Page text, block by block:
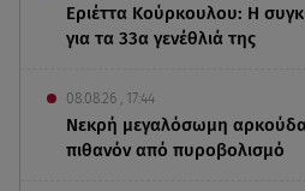
Εριέττα Κούρκουλου: Η
για τα 33α γενέθλιά της
08.08.26 , 17:44
Νεκρή μεγαλόσωμη
πιθανόν από πυροβολισμό